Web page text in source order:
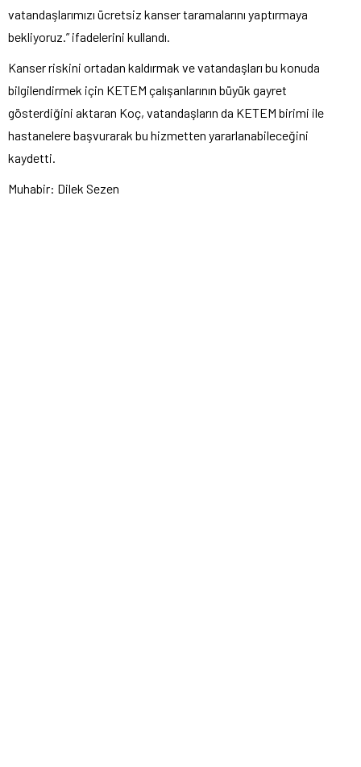
vatandaşlarımızı ücretsiz kanser taramalarını yaptırmaya
bekliyoruz.” ifadelerini kullandı.
Kanser riskini ortadan kaldırmak ve vatandaşları bu konuda
bilgilendirmek için KETEM çalışanlarının büyük gayret
gösterdiğini aktaran Koç, vatandaşların da KETEM birimi ile
hastanelere başvurarak bu hizmetten yararlanabileceğini
kaydetti.
Muhabir: Dilek Sezen